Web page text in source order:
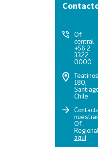
Of
central
+56 2
3322
0000
Teatinos
180,
Chile.
Of.
aquí